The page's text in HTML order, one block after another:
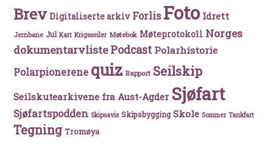
Brev Digitaliserte arkiv Forlis Foto Idrett
Jernbane Jul Kart Krigsseiler Møtebok Møteprotokoll Norges
dokumentarvlistePodcast Polarhistorie
Polarpionerene quiz Rapport Seilskip
Seilskutearkivene fra Aust-Agder Sjøfart
Sjøfartspodden Skipsavis Skipsbygging Skole Sommer Tankfart
Tegning Tromøya